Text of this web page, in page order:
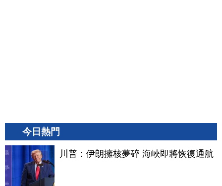
今日熱門
川普：伊朗擁核夢碎 海峽即將恢復通航